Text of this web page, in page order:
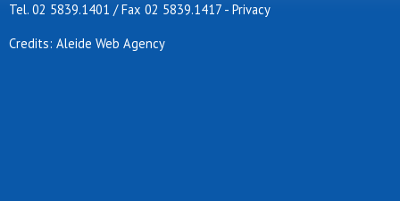
Tel. 02 5839.1401 / Fax 02 5839.1417 - Privacy
Credits: Aleide Web Agency